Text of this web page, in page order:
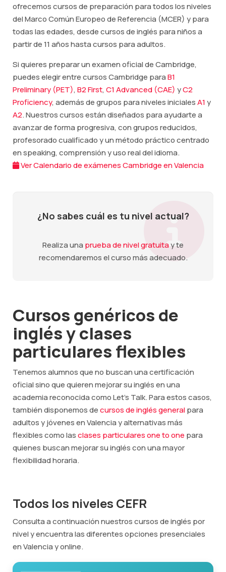
ofrecemos cursos de preparación para todos los niveles
del Marco Común Europeo de Referencia (MCER) y para
todas las edades, desde cursos de inglés para niños a
partir de 11 años hasta cursos para adultos.
Si quieres preparar un examen oficial de Cambridge,
puedes elegir entre cursos Cambridge paraB1
Preliminary (PET), B2 First, C1 Advanced (CAE) yC2
Proficiency, además de grupos para niveles inicialesA1y
A2. Nuestros cursos están diseñados para ayudarte a
avanzar de forma progresiva, con grupos reducidos,
profesorado cualificado y un método práctico centrado
en speaking, comprensión y uso real del idioma.
Ver Calendario de exámenes Cambridge en Valencia
¿No sabes cuál es tu nivel actual?
Realiza una prueba de nivel gratuitay te
recomendaremos el curso más adecuado.
Cursos genéricos de
inglés y clases
particulares flexibles
Tenemos alumnos que no buscan una certificación
oficial sino que quieren mejorar su inglés en una
academia reconocida como Let's Talk. Para estos casos,
también disponemos decursos de inglés generalpara
adultos y jóvenes en Valencia y alternativas más
flexibles como lasclases particulares one to one para
quienes buscan mejorar su inglés con una mayor
flexibilidad horaria.
Todos los niveles CEFR
Consulta a continuación nuestros cursos de inglés por
nivel y encuentra las diferentes opciones presenciales
en Valencia y online.